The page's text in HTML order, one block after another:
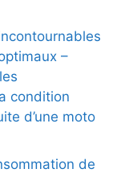
–
condition
d’une moto
de